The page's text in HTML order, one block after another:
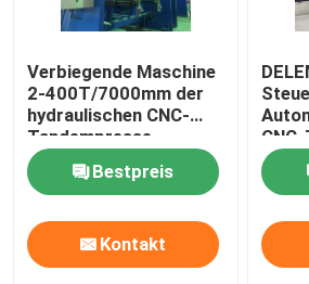
Roboterschweißgerät
Feuerverzinkungsausrüstung
Verbiegende Maschine
2-400T/7000mm der
hydraulischen CNC-
Tandempresse-
Bremshochleistungsplatte
Bestpreis
Kontakt